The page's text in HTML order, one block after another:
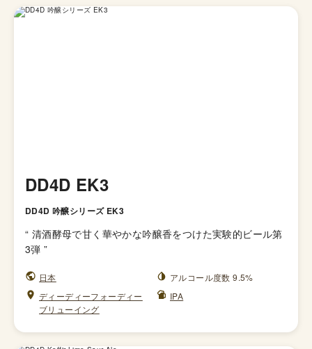
DD4D EK3
DD4D 吟醸シリーズ EK3
“ 清酒酵母で甘く華やかな吟醸香をつけた実験的ビール第
3弾 ”
日本
アルコール度数 9.5%
ディーディーフォーディー
ブリューイング
IPA